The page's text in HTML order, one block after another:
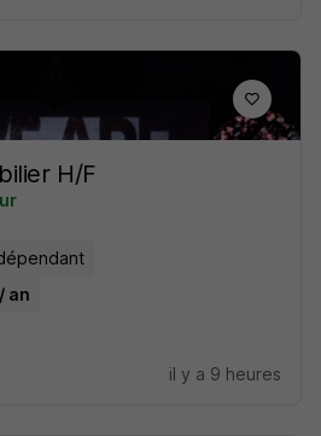
H/F
an
il y a 9 heures